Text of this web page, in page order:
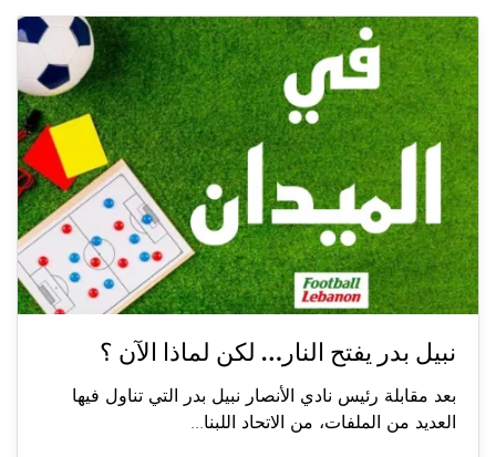
نبيل بدر يفتح النار… لكن لماذا الآن ؟
بعد مقابلة رئيس نادي الأنصار نبيل بدر التي تناول فيها
العديد من الملفات، من الاتحاد اللبنا...